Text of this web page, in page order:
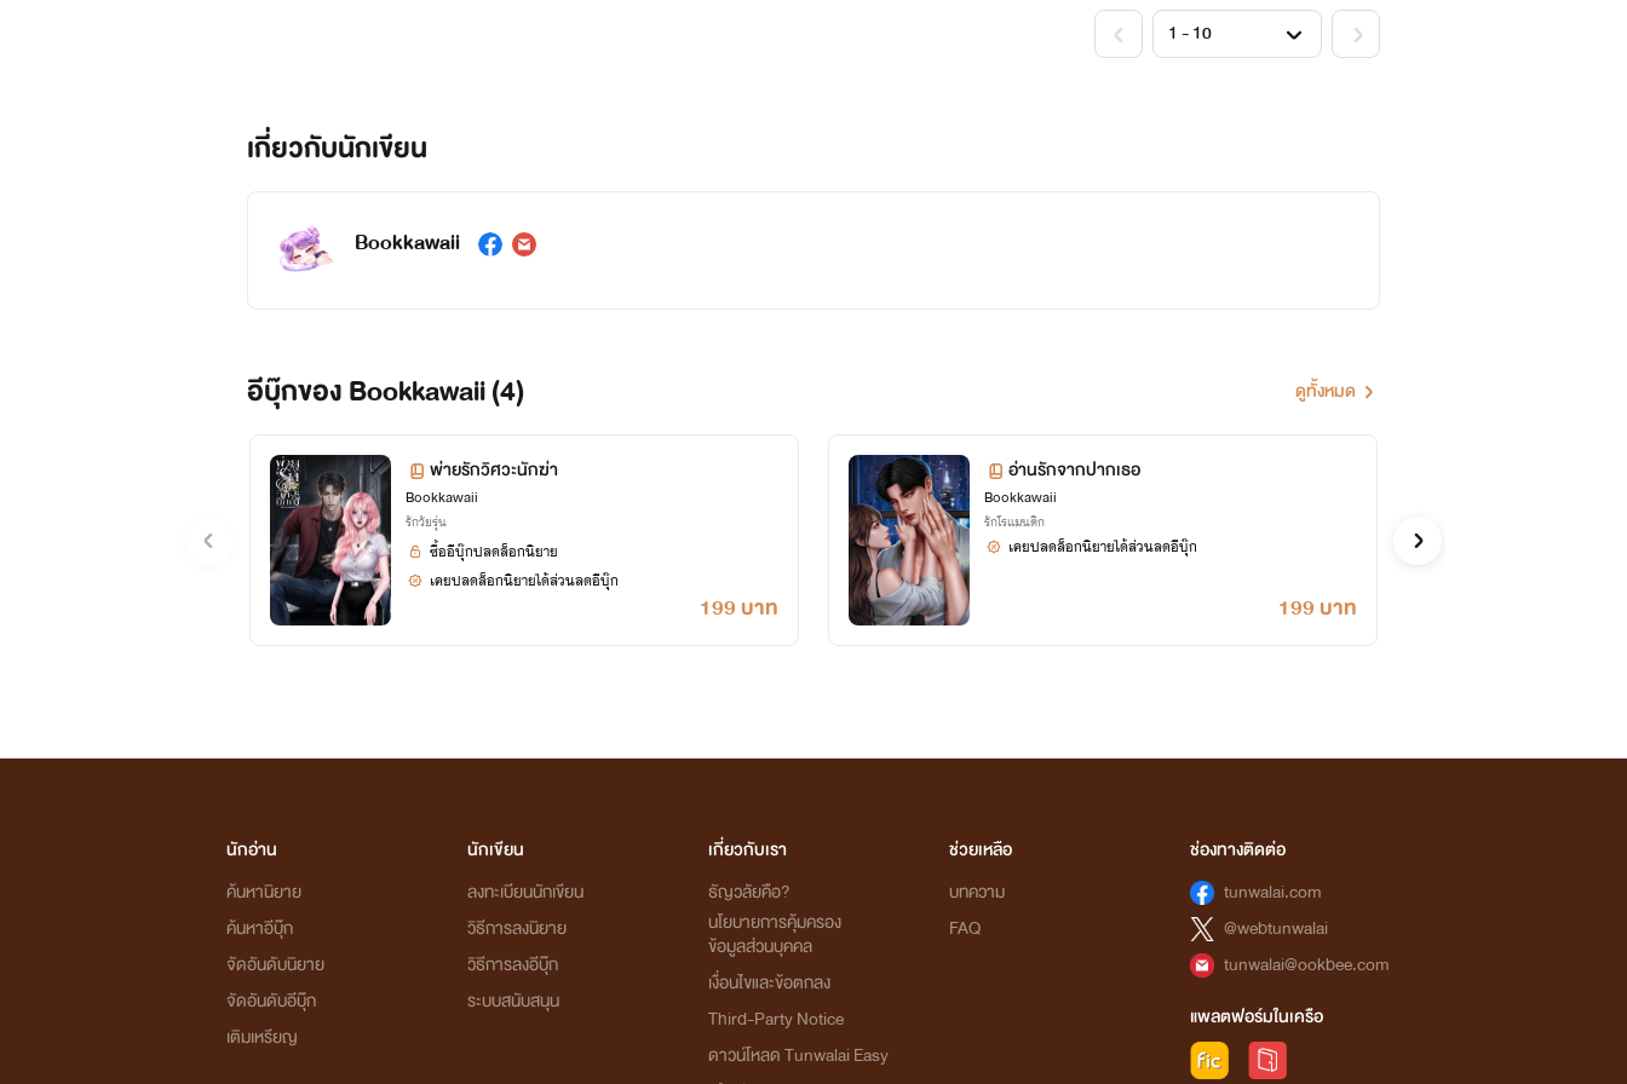
เกี่ยวกับนักเขียน
Bookkawaii
อีบุ๊กของ Bookkawaii (4) ดูทั้งหมด
พ่ายรักวิศวะนักฆ่า
Bookkawaii
รักวัยรุ่น
199 บาท
ซื้ออีบุ๊กปลดล็อกนิยาย
เคยปลดล็อกนิยายได้ส่วนลดอีบุ๊ก
อ่านรักจากปากเธอ
Bookkawaii
รักโรแมนติก
199 บาท
เคยปลดล็อกนิยายได้ส่วนลดอีบุ๊ก
นักอ่าน
ค้นหานิยาย
ค้นหาอีบุ๊ก
จัดอันดับนิยาย
จัดอันดับอีบุ๊ก
เติมเหรียญ
นักเขียน
ลงทะเบียนนักเขียน
วิธีการลงนิยาย
วิธีการลงอีบุ๊ก
ระบบสนับสนุน
เกี่ยวกับเรา
ธัญวลัยคือ?
นโยบายการคุ้มครอง
ข้อมูลส่วนบุคคล
เงื่อนไขและข้อตกลง
Third-Party Notice
ดาวน์โหลด Tunwalai Easy
ช่วยเหลือ
บทความ
FAQ
ช่องทางติดต่อ
tunwalai.com
@webtunwalai
tunwalai@ookbee.com
แพลตฟอร์มในเครือ